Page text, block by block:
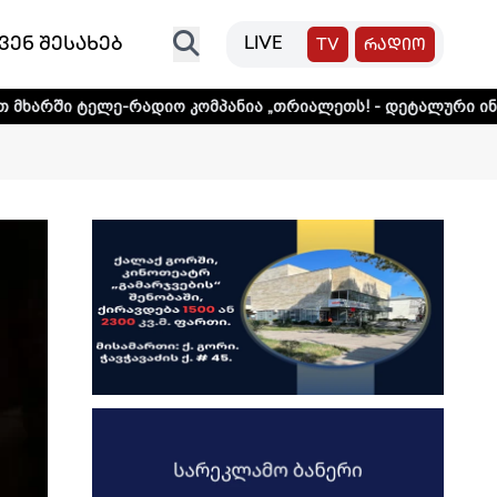
შესახებ LIVE TV რადიო
კომპანია „თრიალეთს! - დეტალური